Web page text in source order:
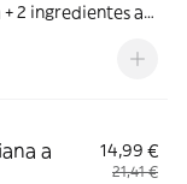
2 ingredientes a
a
14,99 €
21,41 €